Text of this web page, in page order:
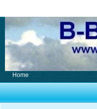
Home